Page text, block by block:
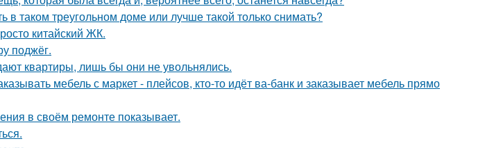
в таком треугольном доме или лучше такой только снимать?
китайский ЖК.
поджёг.
квартиры, лишь бы они не увольнялись.
мебель с маркет - плейсов, кто-то идёт ва-банк и заказывает мебель прямо
в своём ремонте показывает.